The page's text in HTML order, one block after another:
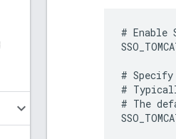
# Enable
#
#
# The